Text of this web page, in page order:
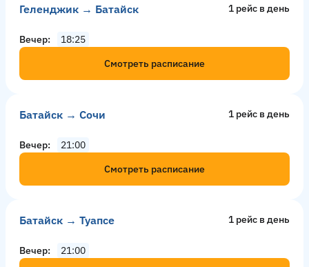
Геленджик → Батайск 1 рейс в день
Вечер
18:25
Смотреть расписание
Батайск → Сочи 1 рейс в день
Вечер
21:00
Смотреть расписание
Батайск → Туапсе 1 рейс в день
Вечер
21:00